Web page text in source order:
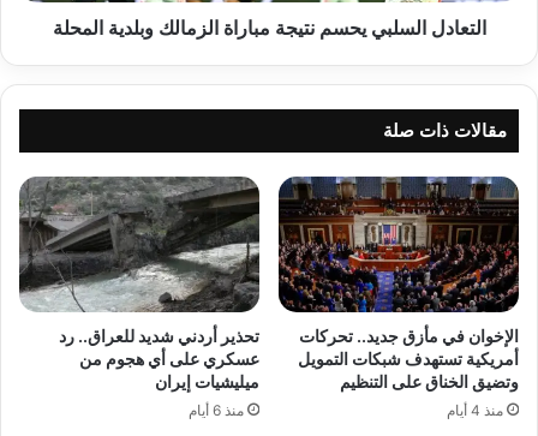
التعادل السلبي يحسم نتيجة مباراة الزمالك وبلدية المحلة
مقالات ذات صلة
الإخوان في مأزق جديد.. تحركات
أمريكية تستهدف شبكات التمويل
وتضيق الخناق على التنظيم
منذ 4 أيام
تحذير أردني شديد للعراق.. رد
عسكري على أي هجوم من
ميليشيات إيران
منذ 6 أيام